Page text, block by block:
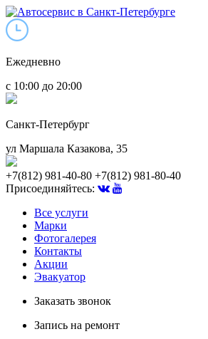
Ежедневно
с 10:00 до 20:00
Санкт-Петербург
ул Маршала Казакова, 35
+7(812) 981-40-80 +7(812) 981-80-40
Присоединяйтесь:
Все услуги
Марки
Фотогалерея
Контакты
Акции
Эвакуатор
Заказать звонок
Запись на ремонт